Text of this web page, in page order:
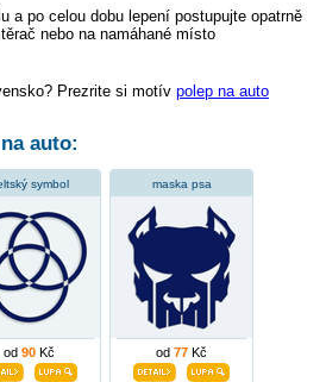
a po celou dobu lepení postupujte opatrně
nebo na namáhané místo
Prezrite si motív polep na auto
auto:
symbol
od 90 Kč
maska psa
od 77 Kč